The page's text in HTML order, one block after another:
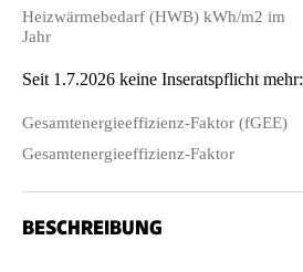
Heizwärmebedarf (HWB) kWh/m2 im
Jahr
Seit 1.7.2026 keine Inseratspflicht mehr:
Gesamtenergieeffizienz-Faktor (fGEE)
Gesamtenergieeffizienz-Faktor
BESCHREIBUNG